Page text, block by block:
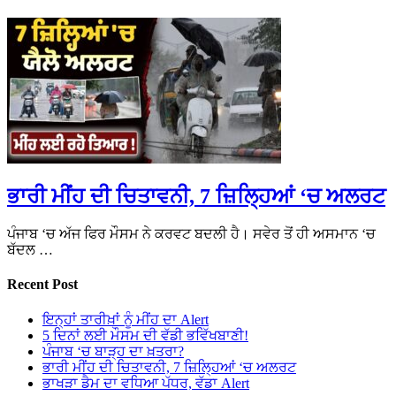
ਭਾਰੀ ਮੀਂਹ ਦੀ ਚਿਤਾਵਨੀ, 7 ਜ਼ਿਲ੍ਹਿਆਂ ‘ਚ ਅਲਰਟ
ਪੰਜਾਬ ‘ਚ ਅੱਜ ਫਿਰ ਮੌਸਮ ਨੇ ਕਰਵਟ ਬਦਲੀ ਹੈ। ਸਵੇਰ ਤੋਂ ਹੀ ਅਸਮਾਨ ‘ਚ
ਬੱਦਲ …
Recent Post
ਇਨ੍ਹਾਂ ਤਾਰੀਖ਼ਾਂ ਨੂੰ ਮੀਂਹ ਦਾ Alert
5 ਦਿਨਾਂ ਲਈ ਮੌਸਮ ਦੀ ਵੱਡੀ ਭਵਿੱਖਬਾਣੀ!
ਪੰਜਾਬ ‘ਚ ਬਾੜ੍ਹ ਦਾ ਖ਼ਤਰਾ?
ਭਾਰੀ ਮੀਂਹ ਦੀ ਚਿਤਾਵਨੀ, 7 ਜ਼ਿਲ੍ਹਿਆਂ ‘ਚ ਅਲਰਟ
ਭਾਖੜਾ ਡੈਮ ਦਾ ਵਧਿਆ ਪੱਧਰ, ਵੱਡਾ Alert